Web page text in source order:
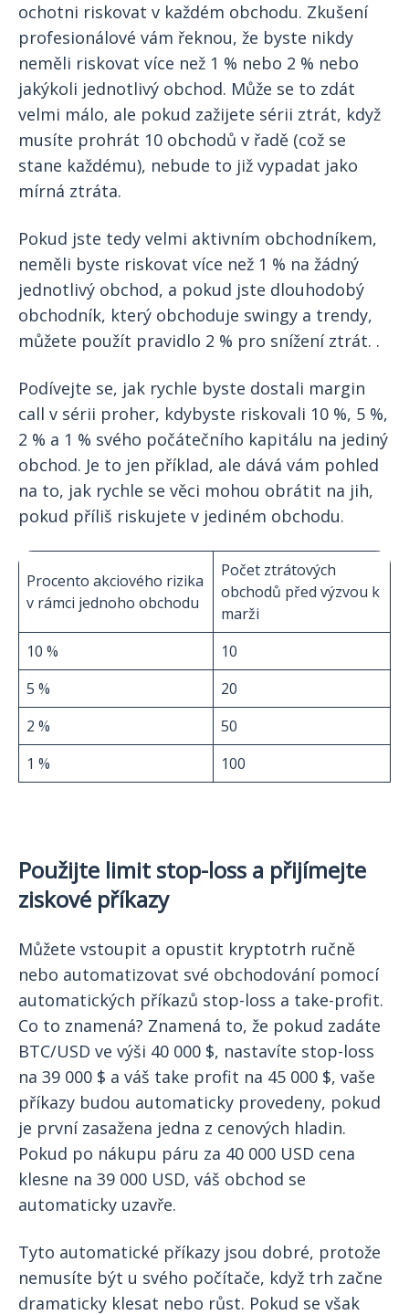
ochotni riskovat v každém obchodu. Zkušení
profesionálové vám řeknou, že byste nikdy
neměli riskovat více než 1 % nebo 2 % nebo
jakýkoli jednotlivý obchod. Může se to zdát
velmi málo, ale pokud zažijete sérii ztrát, když
musíte prohrát 10 obchodů v řadě (což se
stane každému), nebude to již vypadat jako
mírná ztráta.
Pokud jste tedy velmi aktivním obchodníkem,
neměli byste riskovat více než 1 % na žádný
jednotlivý obchod, a pokud jste dlouhodobý
obchodník, který obchoduje swingy a trendy,
můžete použít pravidlo 2 % pro snížení ztrát. .
Podívejte se, jak rychle byste dostali margin
call v sérii proher, kdybyste riskovali 10 %, 5 %,
2 % a 1 % svého počátečního kapitálu na jediný
obchod. Je to jen příklad, ale dává vám pohled
na to, jak rychle se věci mohou obrátit na jih,
pokud příliš riskujete v jediném obchodu.
Procento akciového rizika
v rámci jednoho obchodu
Počet ztrátových
obchodů před výzvou k
marži
10 %
10
5 %
20
2 %
50
1 %
100
Použijte limit stop-loss a přijímejte
ziskové příkazy
Můžete vstoupit a opustit kryptotrh ručně
nebo automatizovat své obchodování pomocí
automatických příkazů stop-loss a take-profit.
Co to znamená? Znamená to, že pokud zadáte
BTC/USD ve výši 40 000 $, nastavíte stop-loss
na 39 000 $ a váš take profit na 45 000 $, vaše
příkazy budou automaticky provedeny, pokud
je první zasažena jedna z cenových hladin.
Pokud po nákupu páru za 40 000 USD cena
klesne na 39 000 USD, váš obchod se
automaticky uzavře.
Tyto automatické příkazy jsou dobré, protože
nemusíte být u svého počítače, když trh začne
dramaticky klesat nebo růst. Pokud se však